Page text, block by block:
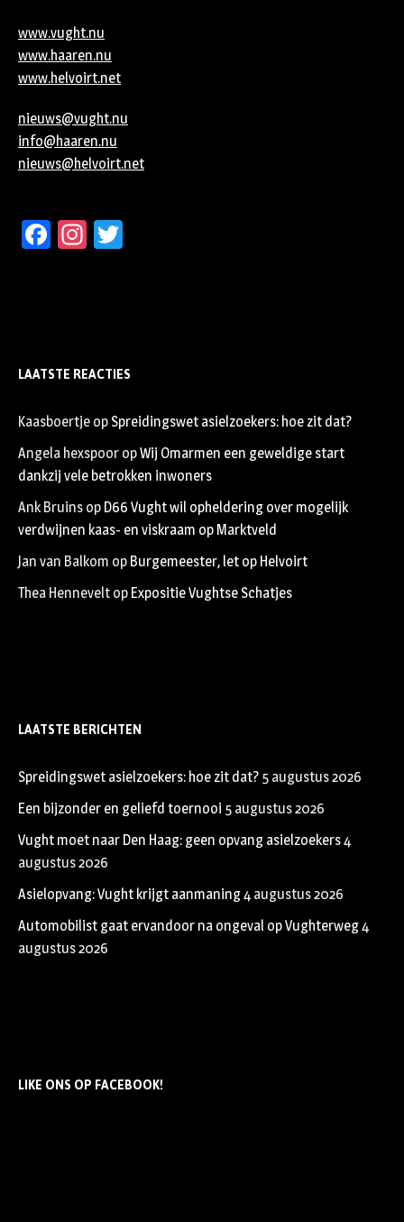
www.vught.nu
www.haaren.nu
www.helvoirt.net
nieuws@vught.nu
info@haaren.nu
nieuws@helvoirt.net
Facebook
Instagram
LAATSTE REACTIES
Kaasboertje op Spreidingswet asielzoekers: hoe zit dat?
Angela hexspoor opWij Omarmen een geweldige start
dankzij vele betrokken inwoners
Ank Bruins op D66 Vught wil opheldering over mogelijk
verdwijnen kaas- en viskraam op Marktveld
Jan van Balkom op Burgemeester, let op Helvoirt
Thea Hennevelt op Expositie Vughtse Schatjes
LAATSTE BERICHTEN
Spreidingswet asielzoekers: hoe zit dat? 5 augustus 2026
Een bijzonder en geliefd toernooi 5 augustus 2026
Vught moet naar Den Haag: geen opvang asielzoekers4
augustus 2026
Asielopvang: Vught krijgt aanmaning4 augustus 2026
Automobilist gaat ervandoor na ongeval op Vughterweg4
augustus 2026
LIKE ONS OP FACEBOOK!